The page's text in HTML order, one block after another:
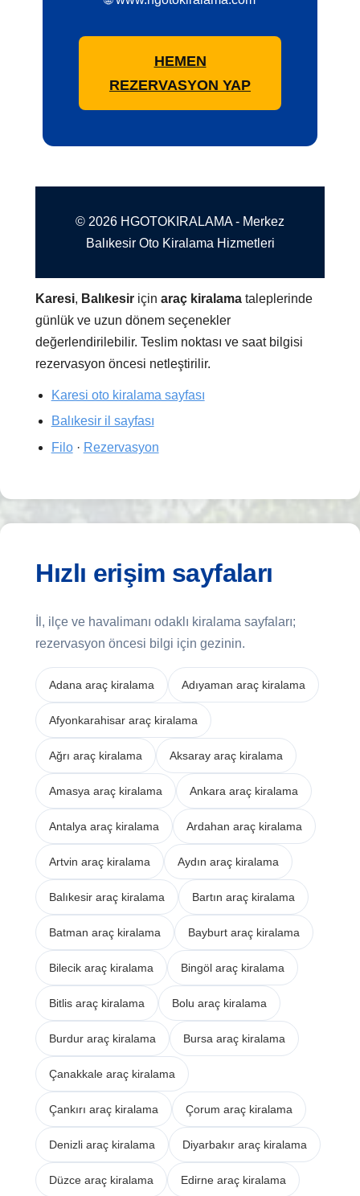
HEMEN
REZERVASYON YAP
© 2026 HGOTOKIRALAMA - Merkez
Balıkesir Oto Kiralama Hizmetleri
Karesi, Balıkesir içinaraç kiralama taleplerinde
günlük ve uzun dönem seçenekler
değerlendirilebilir. Teslim noktası ve saat bilgisi
rezervasyon öncesi netleştirilir.
Karesi oto kiralama sayfası
Balıkesir il sayfası
Filo· Rezervasyon
Hızlı erişim sayfaları
İl, ilçe ve havalimanı odaklı kiralama sayfaları;
rezervasyon öncesi bilgi için gezinin.
Adana araç kiralama Adıyaman araç kiralama
Afyonkarahisar araç kiralama
Ağrı araç kiralama Aksaray araç kiralama
Amasya araç kiralama Ankara araç kiralama
Antalya araç kiralama Ardahan araç kiralama
Artvin araç kiralama Aydın araç kiralama
Balıkesir araç kiralama Bartın araç kiralama
Batman araç kiralama Bayburt araç kiralama
Bilecik araç kiralama Bingöl araç kiralama
Bitlis araç kiralama Bolu araç kiralama
Burdur araç kiralama Bursa araç kiralama
Çanakkale araç kiralama
Çankırı araç kiralama Çorum araç kiralama
Denizli araç kiralama Diyarbakır araç kiralama
Düzce araç kiralama Edirne araç kiralama